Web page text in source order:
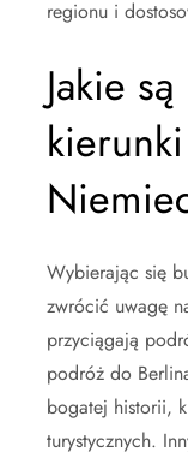
regionu i
Jakie
Wybierając się
zwrócić uwagę
przyciągają
podróż do
bogatej historii,
turystycznych.